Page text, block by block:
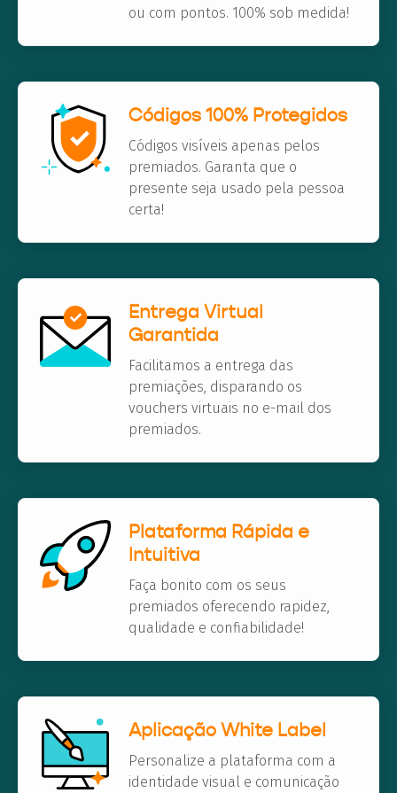
ou com pontos. 100% sob medida!
Códigos 100% Protegidos
Códigos visíveis apenas pelos
premiados. Garanta que o
presente seja usado pela pessoa
certa!
Entrega Virtual
Garantida
Facilitamos a entrega das
premiações, disparando os
vouchers virtuais no e-mail dos
premiados.
Plataforma Rápida e
Intuitiva
Faça bonito com os seus
premiados oferecendo rapidez,
qualidade e confiabilidade!
Aplicação White Label
Personalize a plataforma com a
identidade visual e comunicação